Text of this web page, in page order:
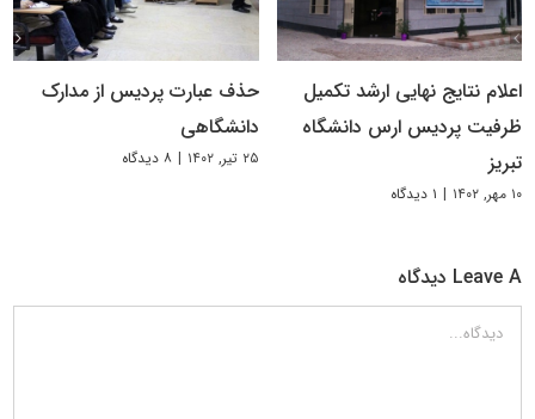
اعلام نتایج نهایی ارشد تکمیل
ظرفیت پردیس ارس دانشگاه
تبریز
۱۰ مهر, ۱۴۰۲ | ۱ دیدگاه
حذف عبارت پردیس از مدارک
دانشگاهی
۲۵ تیر, ۱۴۰۲ | ۸ دیدگاه
Leave A دیدگاه
دیدگاه